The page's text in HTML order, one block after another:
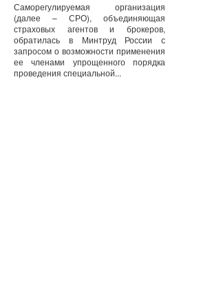
Саморегулируемая организация
(далее – СРО), объединяющая
страховых агентов и брокеров,
обратилась в Минтруд России с
запросом о возможности применения
ее членами упрощенного порядка
проведения специальной...